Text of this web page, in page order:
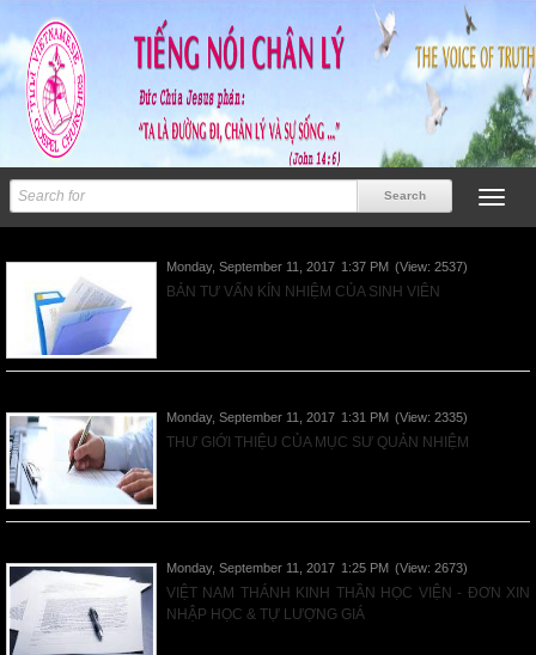
Monday, September 11, 2017 1:37 PM (View: 2537)
BẢN TƯ VẤN KÍN NHIỆM CỦA SINH VIÊN
Monday, September 11, 2017 1:31 PM (View: 2335)
THƯ GIỚI THIỆU CỦA MỤC SƯ QUẢN NHIỆM
Monday, September 11, 2017 1:25 PM (View: 2673)
VIỆT NAM THÁNH KINH THẦN HỌC VIỆN - ĐƠN XIN
NHẬP HỌC & TỰ LƯỢNG GIÁ